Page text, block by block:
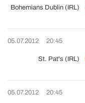
Bohemians Dublin (IRL)
05.07.2012 20:45
St. Pat's (IRL)
05.07.2012 20:45